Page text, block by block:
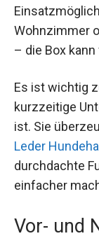
Wohnzimmer
– die Box
Es ist wichtig
kurzzeitige
ist. Sie
Leder
durchdachte
einfacher
Vor- und